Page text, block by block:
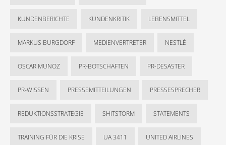
KUNDENBERICHTE KUNDENKRITIK LEBENSMITTEL
MARKUS BURGDORF MEDIENVERTRETER NESTLÉ
OSCAR MUNOZ PR-BOTSCHAFTEN PR-DESASTER
PR-WISSEN PRESSEMITTEILUNGEN PRESSESPRECHER
REDUKTIONSSTRATEGIE SHITSTORM STATEMENTS
TRAINING FÜR DIE KRISE UA 3411 UNITED AIRLINES